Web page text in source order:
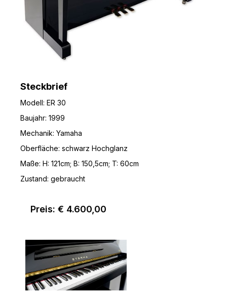
Steckbrief
Modell: ER 30
Baujahr: 1999
Mechanik: Yamaha
Oberfläche: schwarz Hochglanz
Maße: H: 121cm; B: 150,5cm; T: 60cm
Zustand: gebraucht
Preis: € 4.600,00